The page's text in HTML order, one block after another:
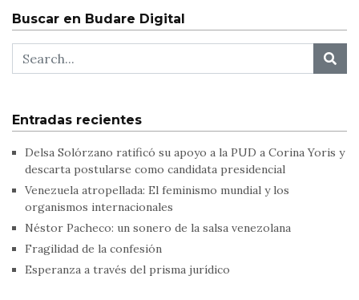
Buscar en Budare Digital
Entradas recientes
Delsa Solórzano ratificó su apoyo a la PUD a Corina Yoris y
descarta postularse como candidata presidencial
Venezuela atropellada: El feminismo mundial y los
organismos internacionales
Néstor Pacheco: un sonero de la salsa venezolana
Fragilidad de la confesión
Esperanza a través del prisma jurídico